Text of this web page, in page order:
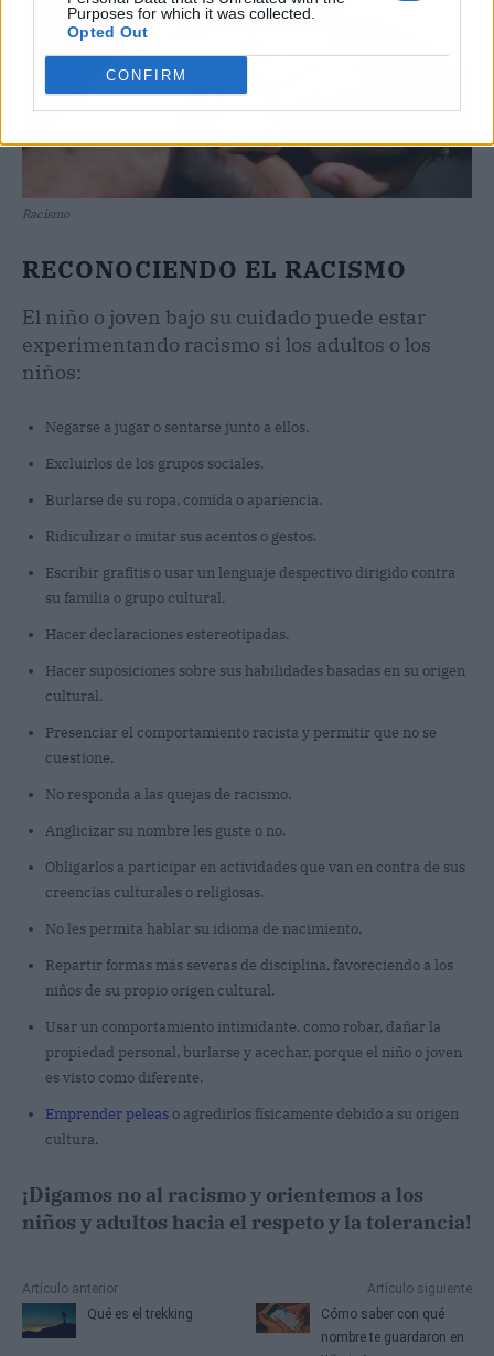
Purposes for which it was collected.
Opted Out
CONFIRM
Racismo
RECONOCIENDO EL RACISMO
El niño o joven bajo su cuidado puede estar
experimentando racismo si los adultos o los
niños:
Negarse a jugar o sentarse junto a ellos.
Excluirlos de los grupos sociales.
Burlarse de su ropa, comida o apariencia.
Ridiculizar o imitar sus acentos o gestos.
Escribir grafitis o usar un lenguaje despectivo dirigido contra
su familia o grupo cultural.
Hacer declaraciones estereotipadas.
Hacer suposiciones sobre sus habilidades basadas en su origen
cultural.
Presenciar el comportamiento racista y permitir que no se
cuestione.
No responda a las quejas de racismo.
Anglicizar su nombre les guste o no.
Obligarlos a participar en actividades que van en contra de sus
creencias culturales o religiosas.
No les permita hablar su idioma de nacimiento.
Repartir formas más severas de disciplina, favoreciendo a los
niños de su propio origen cultural.
Usar un comportamiento intimidante, como robar, dañar la
propiedad personal, burlarse y acechar, porque el niño o joven
es visto como diferente.
Emprender peleas o agredirlos físicamente debido a su origen
cultura.
¡Digamos no al racismo y orientemos a los
niños y adultos hacia el respeto y la tolerancia!
Artículo anterior
Qué es el trekking
Artículo siguiente
Cómo saber con qué
nombre te guardaron en